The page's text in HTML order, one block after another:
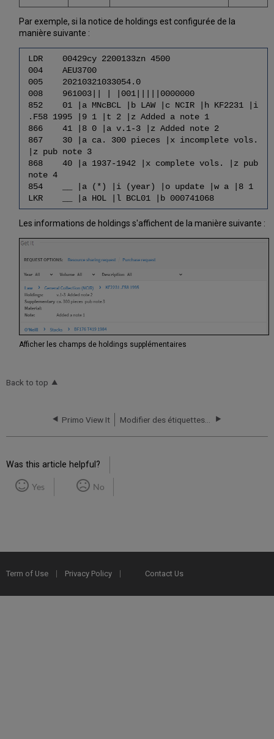
Par exemple, si la notice de holdings est configurée de la
manière suivante :
LDR 00429cy 2200133zn 4500
004 AEU3700
005 20210321033054.0
008 961003|| | |001|||||0000000
852 01 |a MNcBCL |b LAW |c NCIR |h KF2231 |i
.F58 1995 |9 1 |t 2 |z Added a note 1
866 41 |8 0 |a v.1-3 |z Added note 2
867 30 |a ca. 300 pieces |x incomplete vols.
|z pub note 3
868 40 |a 1937-1942 |x complete vols. |z pub
note 4
854 __ |a (*) |i (year) |o update |w a |8 1
LKR __ |a HOL |l BCL01 |b 000741068
Les informations de holdings s'affichent de la manière suivante :
Afficher les champs de holdings supplémentaires
Back to top
Primo View It
Was this article helpful?
Yes No
Term of Use Privacy Policy Contact Us